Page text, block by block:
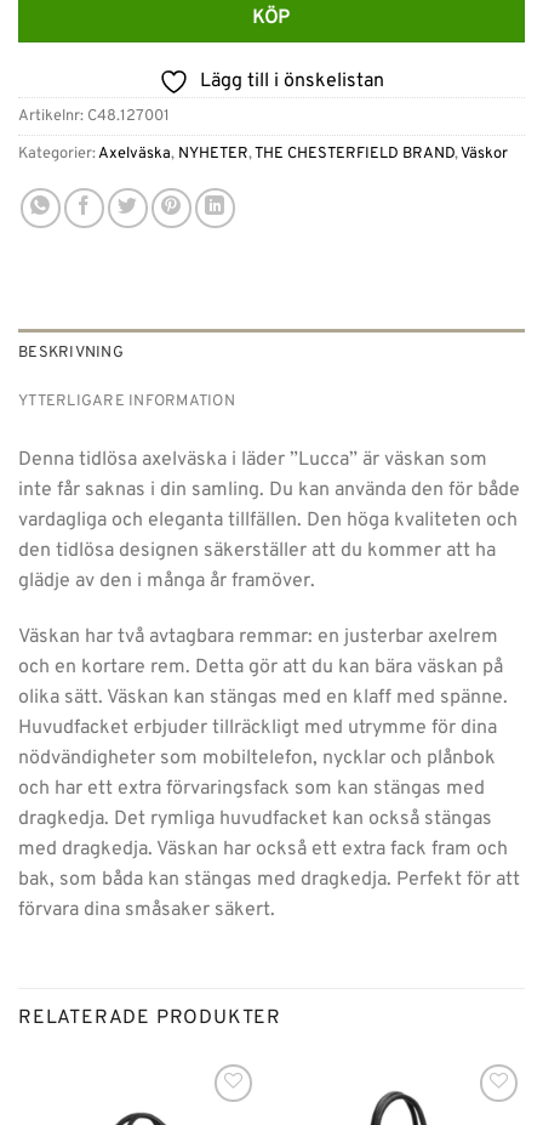
KÖP
Lägg till i önskelistan
Artikelnr: C48.127001
Kategorier:Axelväska, NYHETER,THE CHESTERFIELD BRAND,Väskor
BESKRIVNING
YTTERLIGARE INFORMATION
Denna tidlösa axelväska i läder ”Lucca” är väskan som
inte får saknas i din samling. Du kan använda den för både
vardagliga och eleganta tillfällen. Den höga kvaliteten och
den tidlösa designen säkerställer att du kommer att ha
glädje av den i många år framöver.
Väskan har två avtagbara remmar: en justerbar axelrem
och en kortare rem. Detta gör att du kan bära väskan på
olika sätt. Väskan kan stängas med en klaff med spänne.
Huvudfacket erbjuder tillräckligt med utrymme för dina
nödvändigheter som mobiltelefon, nycklar och plånbok
och har ett extra förvaringsfack som kan stängas med
dragkedja. Det rymliga huvudfacket kan också stängas
med dragkedja. Väskan har också ett extra fack fram och
bak, som båda kan stängas med dragkedja. Perfekt för att
förvara dina småsaker säkert.
RELATERADE PRODUKTER